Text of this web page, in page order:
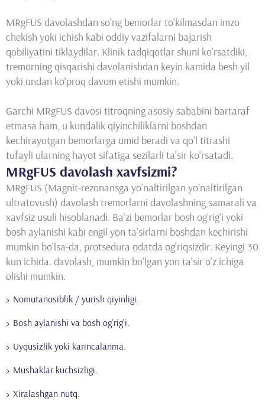
MRgFUS davolashdan so'ng bemorlar to'kilmasdan imzo
chekish yoki ichish kabi oddiy vazifalarni bajarish
qobiliyatini tiklaydilar. Klinik tadqiqotlar shuni ko'rsatdiki,
tremorning qisqarishi davolanishdan keyin kamida besh yil
yoki undan ko'proq davom etishi mumkin.
Garchi MRgFUS davosi titroqning asosiy sababini bartaraf
etmasa ham, u kundalik qiyinchiliklarni boshdan
kechirayotgan bemorlarga umid beradi va qo'l titrashi
tufayli ularning hayot sifatiga sezilarli ta'sir ko'rsatadi.
MRgFUS davolash xavfsizmi?
MRgFUS (Magnit-rezonansga yo'naltirilgan yo'naltirilgan
ultratovush) davolash tremorlarni davolashning samarali va
xavfsiz usuli hisoblanadi. Ba'zi bemorlar bosh og'rig'i yoki
bosh aylanishi kabi engil yon ta'sirlarni boshdan kechirishi
mumkin bo'lsa-da, protsedura odatda og'riqsizdir. Keyingi 30
kun ichida. davolash, mumkin bo'lgan yon ta'sir o'z ichiga
olishi mumkin.
Nomutanosiblik / yurish qiyinligi.
Bosh aylanishi va bosh og'rig'i.
Uyqusizlik yoki karıncalanma.
Mushaklar kuchsizligi.
Xiralashgan nutq.